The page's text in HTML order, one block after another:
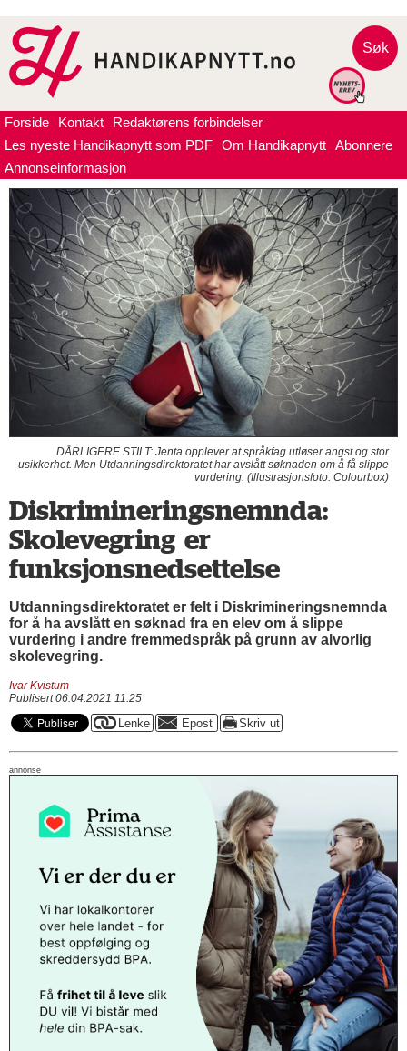
Søk
Forside Kontakt
Redaktørens forbindelser
Les nyeste Handikapnytt som PDF Om Handikapnytt Abonnere
Annonseinformasjon
DÅRLIGERE STILT: Jenta opplever at språkfag utløser angst og stor
usikkerhet. Men Utdanningsdirektoratet har avslått søknaden om å få slippe
vurdering. (Illustrasjonsfoto: Colourbox)
Diskrimineringsnemnda:
Skolevegring er
funksjonsnedsettelse
Utdanningsdirektoratet er felt i Diskrimineringsnemnda
for å ha avslått en søknad fra en elev om å slippe
vurdering i andre fremmedspråk på grunn av alvorlig
skolevegring.
Ivar Kvistum
Publisert 06.04.2021 11:25
annonse